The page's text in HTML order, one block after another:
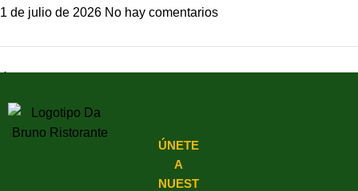
1 de julio de 2026 No hay comentarios
ÚNETE
A
NUEST